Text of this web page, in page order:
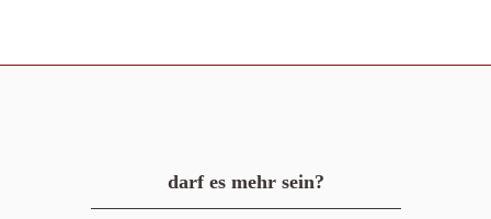
darf es mehr sein?